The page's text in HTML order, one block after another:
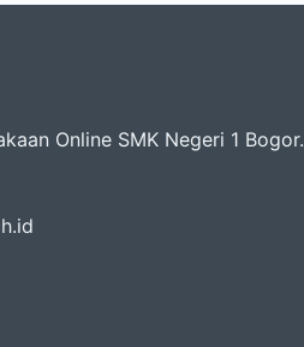
Online SMK Negeri 1 Bogor.